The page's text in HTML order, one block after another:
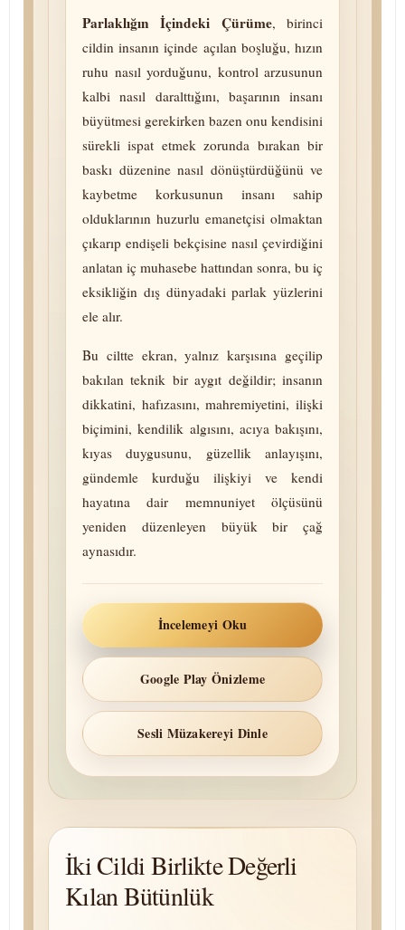
Parlaklığın İçindeki Çürüme, birinci
cildin insanın içinde açılan boşluğu, hızın
ruhu nasıl yorduğunu, kontrol arzusunun
kalbi nasıl daralttığını, başarının insanı
büyütmesi gerekirken bazen onu kendisini
sürekli ispat etmek zorunda bırakan bir
baskı düzenine nasıl dö­nüş­tür­dü­ğü­nü ve
kaybetme korkusunun insanı sahip
olduklarının huzurlu emanetçisi olmaktan
çıkarıp endişeli bekçisine nasıl çevirdiğini
anlatan iç mu­ha­se­be hattından sonra, bu iç
eksikliğin dış dünyadaki parlak yüzlerini
ele alır.
Bu ciltte ekran, yalnız karşısına geçilip
bakılan teknik bir aygıt değildir; insanın
dikkatini, hafızasını, mah­re­mi­ye­ti­ni, ilişki
biçimini, kendilik algısını, acıya bakışını,
kıyas duygusunu, güzellik anlayışını,
gündemle kurduğu ilişkiyi ve kendi
hayatına dair memnuniyet ölçüsünü
yeniden düzenleyen büyük bir çağ
aynasıdır.
İncelemeyi Oku
Google Play Önizleme
Sesli Müzakereyi Dinle
İki Cildi Birlikte Değerli
Kılan Bütünlük